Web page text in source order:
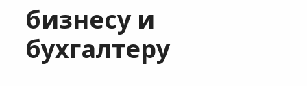
бизнесу и
бухгалтеру